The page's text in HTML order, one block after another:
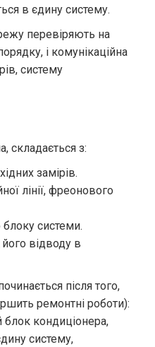
в єдину систему.
перевіряють на
і комунікаційна
систему
складається з:
замірів.
лінії, фреонового
системи.
відводу в
після того,
ремонтні роботи):
блок кондиціонера,
систему,